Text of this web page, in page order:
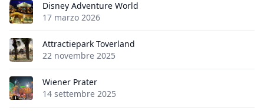
Disney Adventure World
17 marzo 2026
Attractiepark Toverland
22 novembre 2025
Wiener Prater
14 settembre 2025